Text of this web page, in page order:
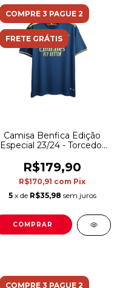
COMPRE 3 PAGUE 2
FRETE GRÁTIS
Camisa Benfica Edição
Especial 23/24 - Torcedor
com detalhes em dourado
R$179,90
R$170,91 com Pix
5 x de R$35,98 sem juros
COMPRAR
COMPRE 3 PAGUE 2